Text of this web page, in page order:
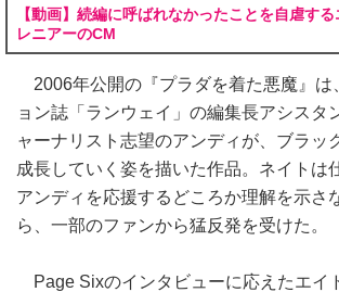
【動画】続編に呼ばれなかったことを自虐す
レニアーのCM
2006年公開の『プラダを着た悪魔』は
ョン誌「ランウェイ」の編集長アシスタ
ャーナリスト志望のアンディが、ブラッ
成長していく姿を描いた作品。ネイトは
アンディを応援するどころか理解を示さ
ら、一部のファンから猛反発を受けた。
Page Sixのインタビューに応えたエイ